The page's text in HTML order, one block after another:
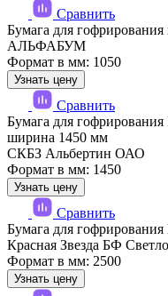
Сравнить
Бумага для
АЛЬФАБУМ
Формат в мм: 1050
Узнать цену
Сравнить
Бумага для
ширина 1450 мм
СКБЗ Альбертин ОАО
Формат в мм: 1450
Узнать цену
Сравнить
Бумага для
Красная Звезда БФ
Формат в мм: 2500
Узнать цену